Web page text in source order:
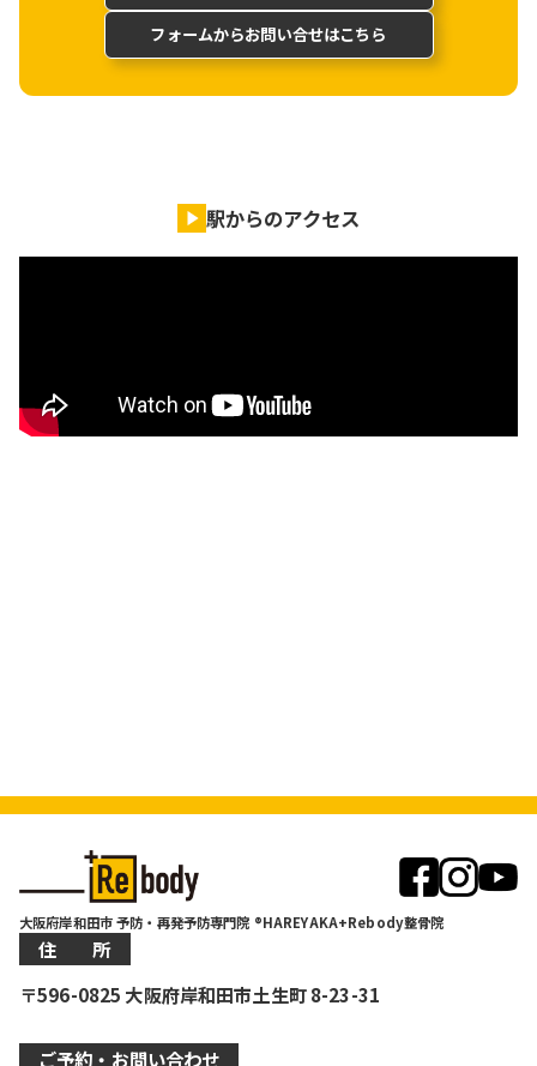
フォームからお問い合せはこちら
駅からのアクセス
大阪府岸和田市 予防・再発予防専門院 ®HAREYAKA+Rebody整骨院
住 所
〒596-0825 大阪府岸和田市土生町 8-23-31
ご予約・お問い合わせ